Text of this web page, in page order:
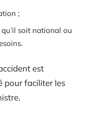
;
soit national ou
est
pour faciliter les